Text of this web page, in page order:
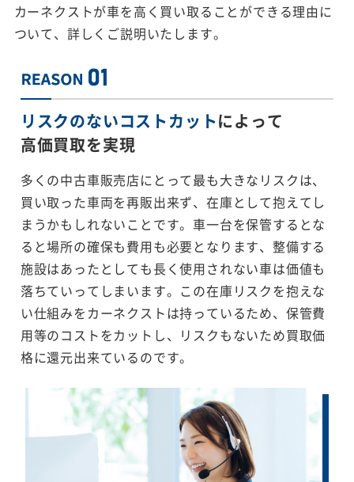
カーネクストが車を高く買い取ることができる理由に
ついて、詳しくご説明いたします。
リスクのないコストカットによって
高価買取を実現
多くの中古車販売店にとって最も大きなリスクは、
買い取った車両を再販出来ず、在庫として抱えてし
まうかもしれないことです。車一台を保管するとな
ると場所の確保も費用も必要となります、整備する
施設はあったとしても長く使用されない車は価値も
落ちていってしまいます。この在庫リスクを抱えな
い仕組みをカーネクストは持っているため、保管費
用等のコストをカットし、リスクもないため買取価
格に還元出来ているのです。